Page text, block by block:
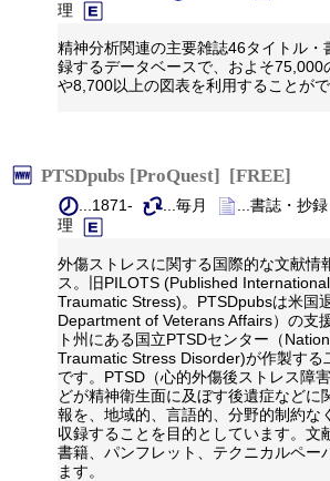
理
精神分析関連の主要雑誌46タイトル・
録するデータベースで、およそ75,000
や8,700以上の図表を利用することがで
PTSDpubs [ProQuest] [FREE]
...1871- ...毎月 ...書誌・抄
理
外傷ストレスに関する国際的な文献情
ス。旧PILOTS (Published
Traumatic Stress)。PTSDpubsは米国
Department of Veterans Affairs）の支
ト州にある国立PTSDセンター（
Traumatic Stress Disorder)が作製する
です。PTSD（心的外傷後ストレス障
どが精神衛生面に及ぼす後遺症などに
報を、地域的、言語的、分野的制約な
収録することを目的としています。文
書籍、パンフレット、テクニカルペー
ます。